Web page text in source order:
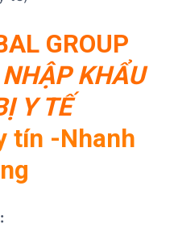
GROUP
KHẨU
Y TẾ
tín -Nhanh